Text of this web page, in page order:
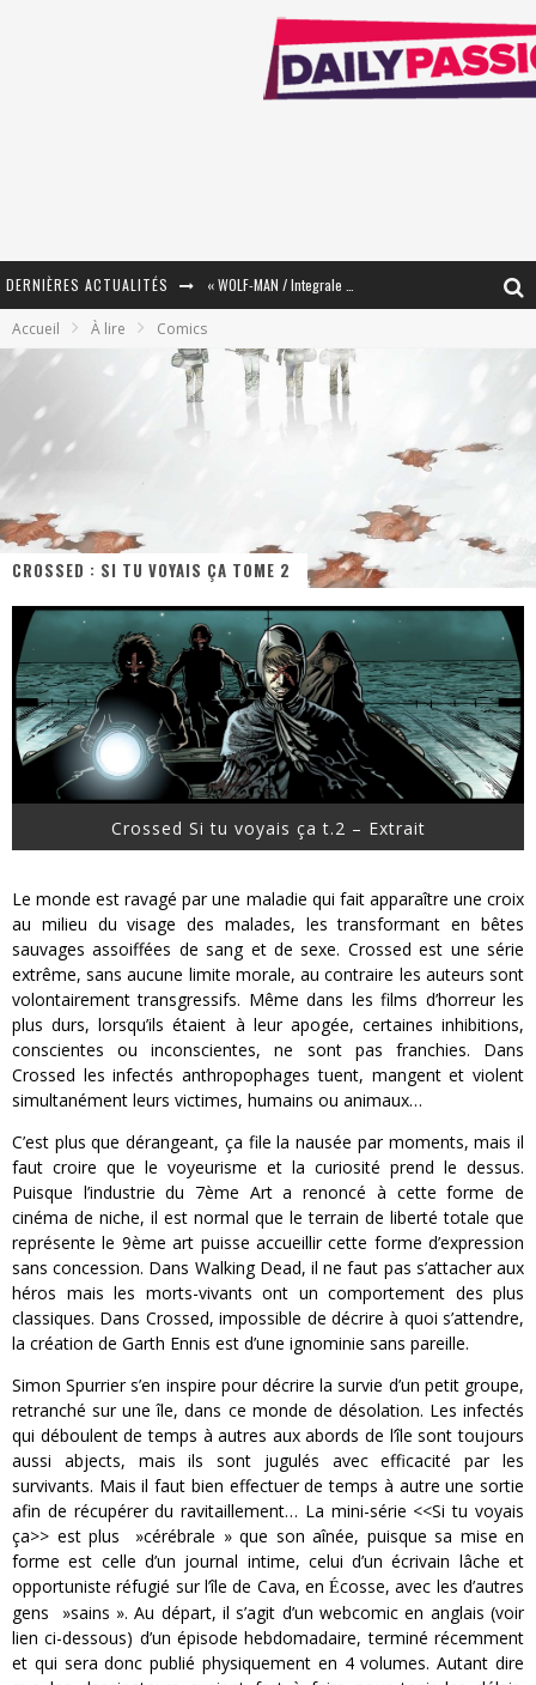
DERNIÈRES ACTUALITÉS
« Mon Village Révolté » - Combattre un Projet !
« MOFUSAND / Parler Japonais » – Des Expressions Pratiques !
Assassin's Creed Black Flag Resynced
« Damn Them All » - Un duo de Choc !
Accueil À lire Comics
CROSSED : SI TU VOYAIS ÇA TOME 2
Crossed Si tu voyais ça t.2 – Extrait
Le monde est ravagé par une maladie qui fait apparaître une croix
au milieu du visage des malades, les transformant en bêtes
sauvages assoiffées de sang et de sexe. Crossed est une série
extrême, sans aucune limite morale, au contraire les auteurs sont
volontairement transgressifs. Même dans les films d’horreur les
plus durs, lorsqu’ils étaient à leur apogée, certaines inhibitions,
conscientes ou inconscientes, ne sont pas franchies. Dans
Crossed les infectés anthropophages tuent, mangent et violent
simultanément leurs victimes, humains ou animaux…
C’est plus que dérangeant, ça file la nausée par moments, mais il
faut croire que le voyeurisme et la curiosité prend le dessus.
Puisque l’industrie du 7ème Art a renoncé à cette forme de
cinéma de niche, il est normal que le terrain de liberté totale que
représente le 9ème art puisse accueillir cette forme d’expression
sans concession. Dans Walking Dead, il ne faut pas s’attacher aux
héros mais les morts-vivants ont un comportement des plus
classiques. Dans Crossed, impossible de décrire à quoi s’attendre,
la création de Garth Ennis est d’une ignominie sans pareille.
Simon Spurrier s’en inspire pour décrire la survie d’un petit groupe,
retranché sur une île, dans ce monde de désolation. Les infectés
qui déboulent de temps à autres aux abords de l’île sont toujours
aussi abjects, mais ils sont jugulés avec efficacité par les
survivants. Mais il faut bien effectuer de temps à autre une sortie
afin de récupérer du ravitaillement… La mini-série <<Si tu voyais
ça>> est plus »cérébrale » que son aînée, puisque sa mise en
forme est celle d’un journal intime, celui d’un écrivain lâche et
opportuniste réfugié sur l’île de Cava, enÉcosse, avec les d’autres
gens »sains ». Au départ, il s’agit d’un webcomic en anglais (voir
lien ci-dessous) d’un épisode hebdomadaire, terminé récemment
et qui sera donc publié physiquement en 4 volumes. Autant dire